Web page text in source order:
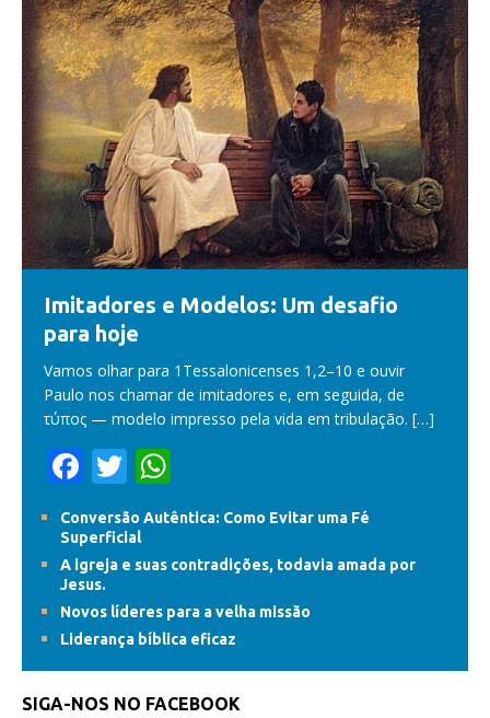
Imitadores e Modelos: Um desafio
para hoje
Vamos olhar para 1Tessalonicenses 1,2–10 e ouvir
Paulo nos chamar de imitadores e, em seguida, de
τύπος — modelo impresso pela vida em tribulação. […]
F
e
b
o
o
k
T
w
itt
er
h
at
s
A
p
p
Conversão Autêntica: Como Evitar uma Fé
Superficial
A igreja e suas contradições, todavia amada por
Jesus.
Novos líderes para a velha missão
Liderança bíblica eficaz
SIGA-NOS NO FACEBOOK